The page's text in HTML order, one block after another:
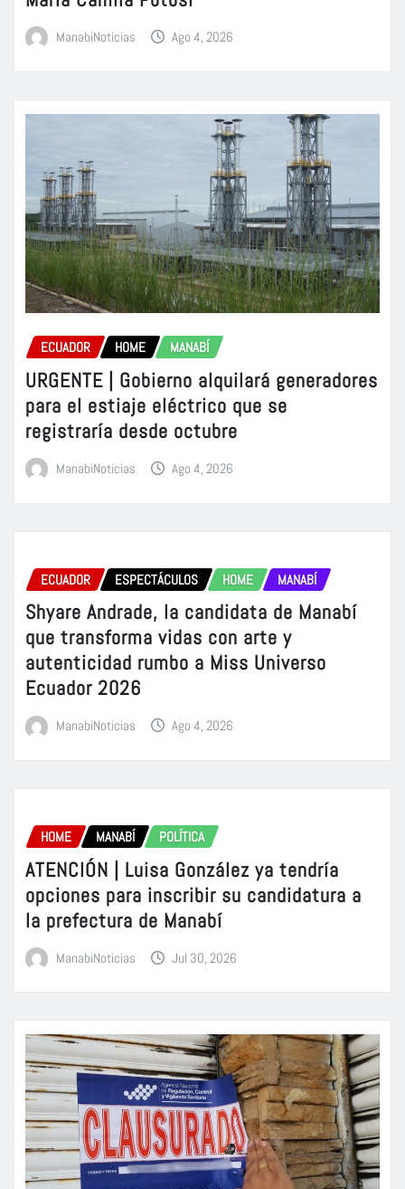
ManabiNoticias Ago 4, 2026
ECUADOR HOME MANABÍ
URGENTE | Gobierno alquilará generadores
para el estiaje eléctrico que se
registraría desde octubre
ManabiNoticias Ago 4, 2026
ECUADOR ESPECTÁCULOS HOME MANABÍ
Shyare Andrade, la candidata de Manabí
que transforma vidas con arte y
autenticidad rumbo a Miss Universo
Ecuador 2026
ManabiNoticias Ago 4, 2026
HOME MANABÍ POLÍTICA
ATENCIÓN | Luisa González ya tendría
opciones para inscribir su candidatura a
la prefectura de Manabí
ManabiNoticias Jul 30, 2026